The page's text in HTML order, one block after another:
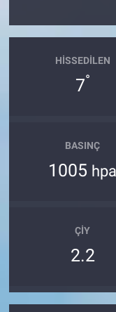
HISSEDILEN
7°
BASINÇ
1005 hpa
ÇIY
2.2